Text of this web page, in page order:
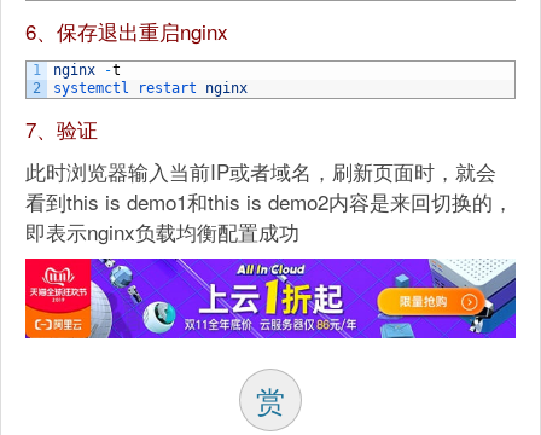
6、保存退出重启nginx
1
2
nginx -t
systemctl
restart nginx
7、验证
此时浏览器输入当前IP或者域名，刷新页面时，就会
看到this is demo1和this is demo2内容是来回切换的，
即表示nginx负载均衡配置成功
赏